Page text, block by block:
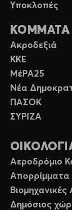
Υποκλοπές
ΚΟΜΜΑΤΑ
Ακροδεξιά
ΚΚΕ
ΜέΡΑ25
Νέα
ΠΑΣΟΚ
ΣΥΡΙΖΑ
Αεροδρόμιο
Απορρίμματα
Βιομηχανικές
Δημόσιος